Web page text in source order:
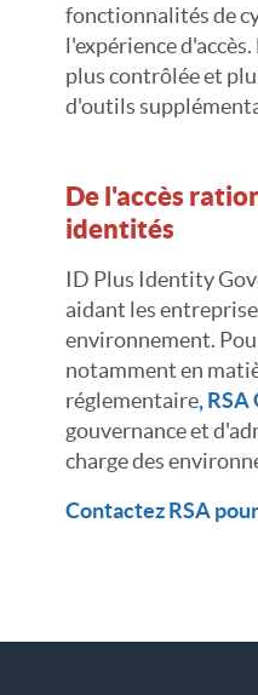
fonctionnalités de
l'expérience
plus contrôlée et
d'outils
De l'accès
identités
ID Plus Identity
aidant les
environnement.
notamment en
réglementaire,
gouvernance et
charge des
Contactez RSA